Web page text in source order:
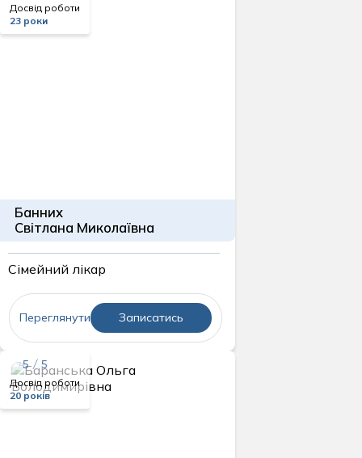
Досвід роботи
23 роки
Переглянути Записатись
Банних
Світлана Миколаївна
Сімейний лікар
5 / 5
Досвід роботи
20 років